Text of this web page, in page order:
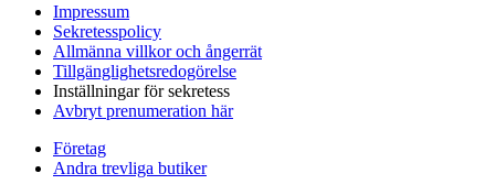
Impressum
Sekretesspolicy
Allmänna villkor och ångerrät
Tillgänglighetsredogörelse
Inställningar för sekretess
Avbryt prenumeration här
Företag
Andra trevliga butiker